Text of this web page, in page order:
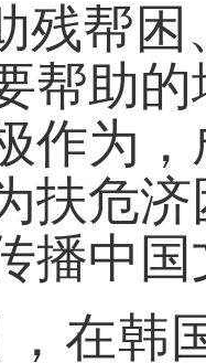
残帮
帮助
作为
扶危
播中
，在韩